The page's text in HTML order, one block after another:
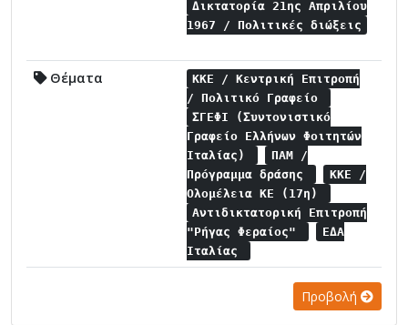
Δικτατορία 21ης Απριλίου
1967 / Πολιτικές διώξεις
Θέματα
ΚΚΕ / Κεντρική Επιτροπή
/ Πολιτικό Γραφείο
ΣΓΕΦΙ (Συντονιστικό
Γραφείο Ελλήνων Φοιτητών
Ιταλίας)
ΠΑΜ /
Πρόγραμμα δράσης
ΚΚΕ /
Ολομέλεια ΚΕ (17η)
Αντιδικτατορική Επιτροπή
"Ρήγας Φεραίος"
ΕΔΑ
Ιταλίας
Προβολή